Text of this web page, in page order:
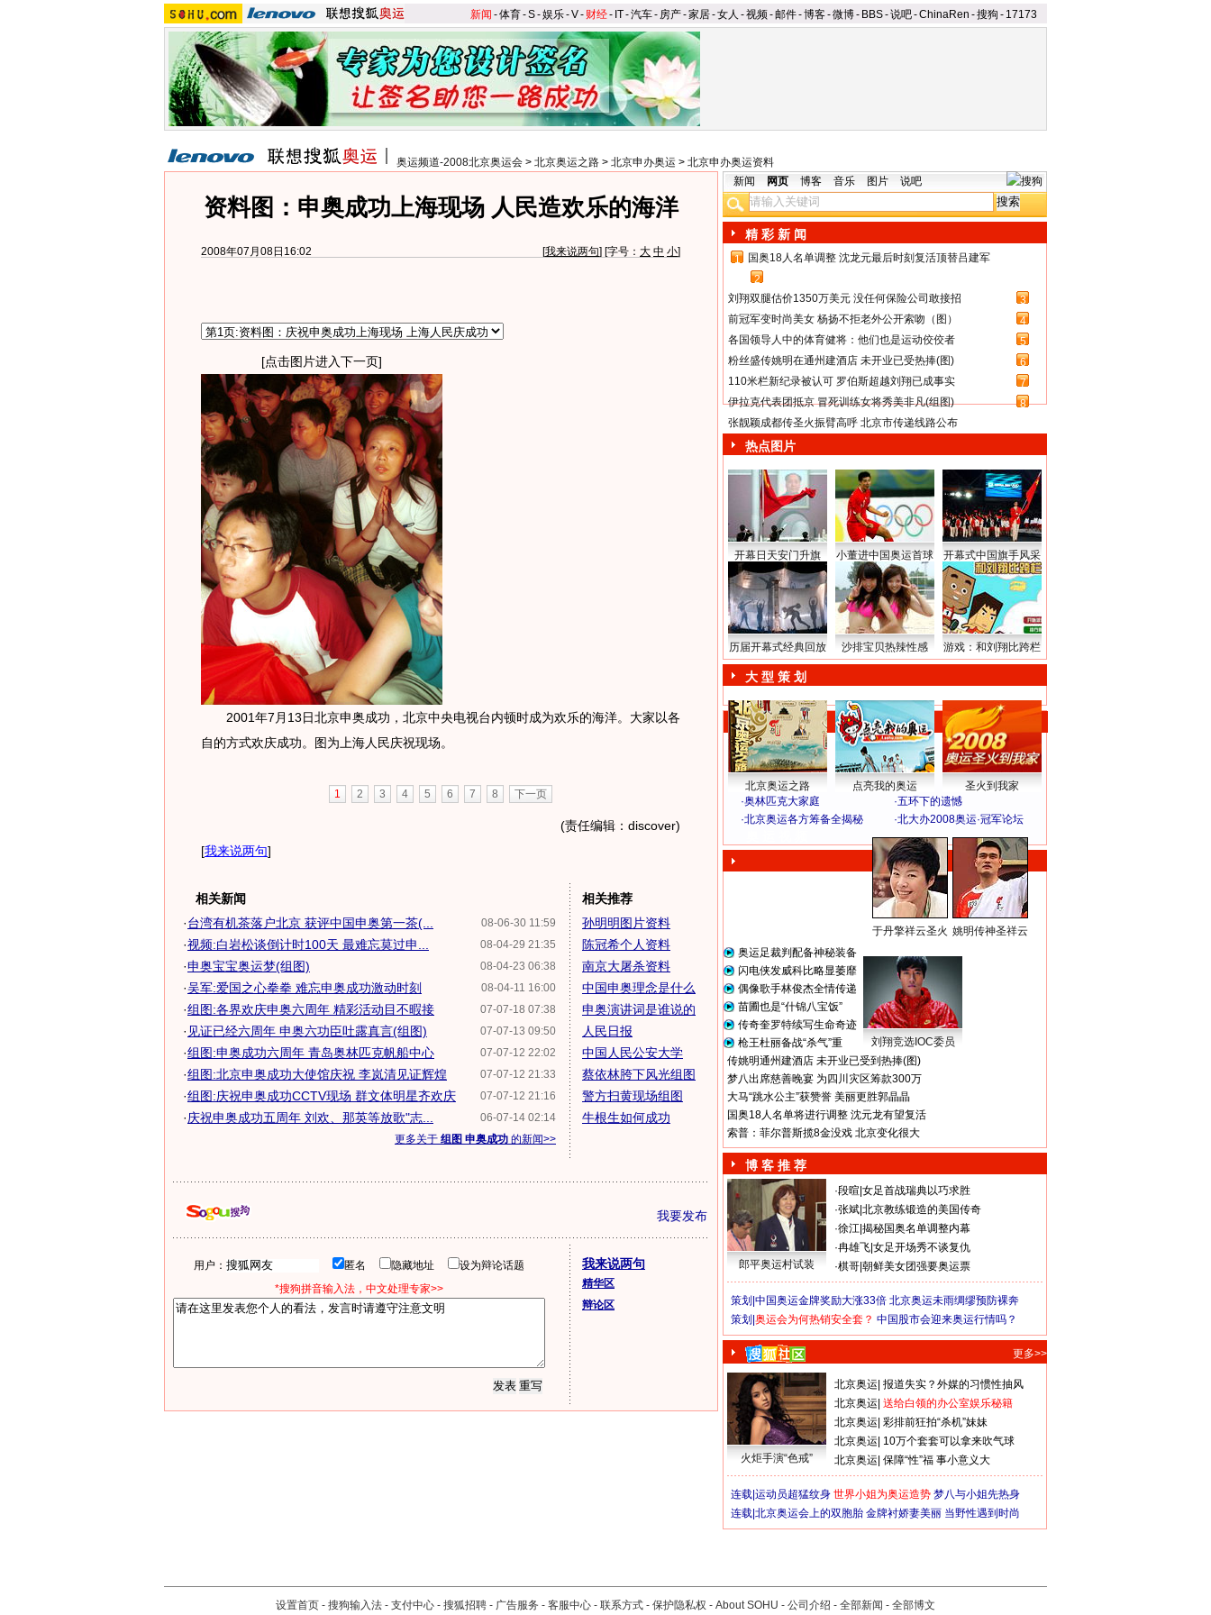
新闻 -体育-S-娱乐-V- 财经- IT-汽车- 房产-家居-女人 -视频-邮件-博客-微博- BBS-说吧-ChinaRen -搜狗 - 17173
奥运频道-2008北京奥运会 > 北京奥运之路 > 北京申办奥运 > 北京申办奥运资料
资料图：申奥成功上海现场 人民造欢乐的海洋
2008年07月08日16:02 [我来说两句] [字号： 大 中 小]
[点击图片进入下一页]
2001年7月13日北京申奥成功，北京中央电视台内顿时成为欢乐的海洋。大家以各
自的方式欢庆成功。图为上海人民庆祝现场。
1 2 3 4 5 6 7 8 下一页
(责任编辑：discover)
[我来说两句]
相关新闻
08-06-30 11:59
·台湾有机茶落户北京 获评中国申奥第一茶(...
08-04-29 21:35
·视频:白岩松谈倒计时100天 最难忘莫过申...
08-04-23 06:38
·申奥宝宝奥运梦(组图)
08-04-11 16:00
·吴军:爱国之心拳拳 难忘申奥成功激动时刻
07-07-18 07:38
·组图:各界欢庆申奥六周年 精彩活动目不暇接
07-07-13 09:50
· 见证已经六周年 申奥六功臣吐露真言(组图)
07-07-12 22:02
·组图:申奥成功六周年 青岛奥林匹克帆船中心
07-07-12 21:33
·组图:北京申奥成功大使馆庆祝 李岚清见证辉煌
07-07-12 21:16
·组图:庆祝申奥成功CCTV现场 群文体明星齐欢庆
06-07-14 02:14
·庆祝申奥成功五周年 刘欢、那英等放歌"志...
更多关于 组图 申奥成功 的新闻>>
相关推荐
孙明明图片资料
陈冠希个人资料
南京大屠杀资料
中国申奥理念是什么
申奥演讲词是谁说的
人民日报
中国人民公安大学
蔡依林胯下风光组图
警方扫黄现场组图
牛根生如何成功
我要发布
用户： 匿名 隐藏地址
设为辩论话题
*搜狗拼音输入法，中文处理专家>>
我来说两句
精华区
辩论区
新闻 网页 博客 音乐 图片 说吧
精 彩 新 闻
1
国奥18人名单调整 沈龙元最后时刻复活顶替吕建军
2
刘翔双腿估价1350万美元 没任何保险公司敢接招
3
前冠军变时尚美女 杨扬不拒老外公开索吻（图）
4
各国领导人中的体育健将：他们也是运动佼佼者
5
粉丝盛传姚明在通州建酒店 未开业已受热捧(图)
6
110米栏新纪录被认可 罗伯斯超越刘翔已成事实
7
伊拉克代表团抵京 冒死训练女将秀美非凡(组图)
8
张靓颖成都传圣火振臂高呼 北京市传递线路公布
热点图片
开幕日天安门升旗 小董进中国奥运首球 开幕式中国旗手风采
历届开幕式经典回放 沙排宝贝热辣性感 游戏：和刘翔比跨栏
大 型 策 划
北京奥运之路 点亮我的奥运
圣火到我家
·奥林匹克大家庭 ·五环下的遗憾
·北京奥运各方筹备全揭秘 ·北大办2008奥运·冠军论坛
于丹擎祥云圣火 姚明传神圣祥云
奥运足裁判配备神秘装备
闪电侠发威科比略显萎靡
偶像歌手林俊杰全情传递
苗圃也是“什锦八宝饭”
传奇奎罗特续写生命奇迹
枪王杜丽备战“杀气”重
刘翔竞选IOC委员
传姚明通州建酒店 未开业已受到热捧(图)
梦八出席慈善晚宴 为四川灾区筹款300万
大马“跳水公主”获赞誉 美丽更胜郭晶晶
国奥18人名单将进行调整 沈元龙有望复活
索普：菲尔普斯揽8金没戏 北京变化很大
博 客 推 荐
郎平奥运村试装
·段暄 女足首战瑞典以巧求胜
·张斌 北京教练锻造的美国传奇
·徐江 揭秘国奥名单调整内幕
·冉雄飞 女足开场秀不谈复仇
·棋哥 朝鲜美女团强要奥运票
策划| 中国奥运金牌奖励大涨33倍 北京奥运未雨绸缪预防裸奔
策划| 奥运会为何热销安全套？ 中国股市会迎来奥运行情吗？
更多>>
火炬手演“色戒”
北京奥运 报道失实？外媒的习惯性抽风
北京奥运 送给白领的办公室娱乐秘籍
北京奥运 彩排前狂拍“杀机”妹妹
北京奥运 10万个套套可以拿来吹气球
北京奥运 保障“性”福 事小意义大
连载| 运动员超猛纹身 世界小姐为奥运造势 梦八与小姐先热身
连载| 北京奥运会上的双胞胎 金牌衬娇妻美丽 当野性遇到时尚
设置首页 - 搜狗输入法 - 支付中心 - 搜狐招聘 - 广告服务 - 客服中心 - 联系方式 - 保护隐私权 - About SOHU - 公司介绍 - 全部新闻 - 全部博文